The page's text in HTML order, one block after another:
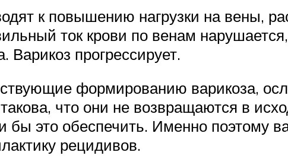
к повышению нагрузки на вены,
ток крови по венам
Варикоз прогрессирует.
формированию варикоза,
что они не возвращаются в
это обеспечить. Именно поэтому
рецидивов.